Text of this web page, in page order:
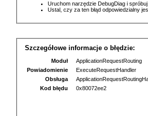
Uruchom narzędzie DebugDiag i
Ustal, czy za ten błąd odpowiedzialny
Szczegółowe informacje o błędzie:
Moduł
ApplicationRequestRouting
Powiadomienie
ExecuteRequestHandler
Obsługa
Kod błędu
0x80072ee2